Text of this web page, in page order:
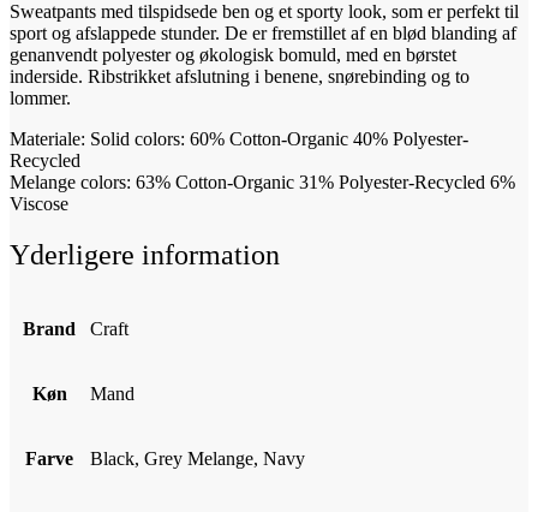
Sweatpants med tilspidsede ben og et sporty look, som er perfekt til
sport og afslappede stunder. De er fremstillet af en blød blanding af
genanvendt polyester og økologisk bomuld, med en børstet
inderside. Ribstrikket afslutning i benene, snørebinding og to
lommer.
Materiale: Solid colors: 60% Cotton-Organic 40% Polyester-
Recycled
Melange colors: 63% Cotton-Organic 31% Polyester-Recycled 6%
Viscose
Yderligere information
Brand Craft
Køn Mand
Farve Black, Grey Melange, Navy